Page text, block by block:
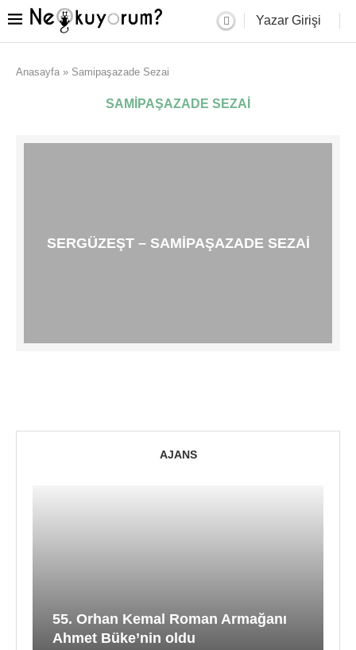
Yazar Girişi
Anasayfa » Samipaşazade Sezai
SAMIPAŞAZADE SEZAI
SERGÜZEŞT – SAMIPAŞAZADE SEZAI
AJANS
55. Orhan Kemal Roman Armağanı
Ahmet Büke’nin oldu